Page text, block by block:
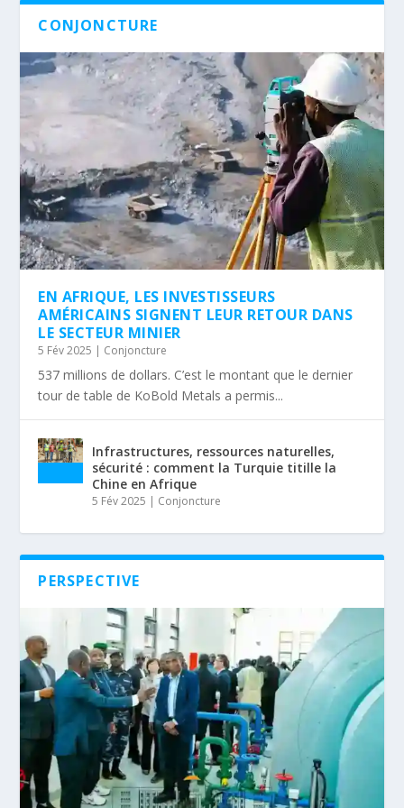
CONJONCTURE
EN AFRIQUE, LES INVESTISSEURS
AMÉRICAINS SIGNENT LEUR RETOUR DANS
LE SECTEUR MINIER
5 Fév 2025 Conjoncture
537 millions de dollars. C’est le montant que le dernier
tour de table de KoBold Metals a permis...
Infrastructures, ressources naturelles,
sécurité : comment la Turquie titille la
Chine en Afrique
5 Fév 2025 Conjoncture
PERSPECTIVE